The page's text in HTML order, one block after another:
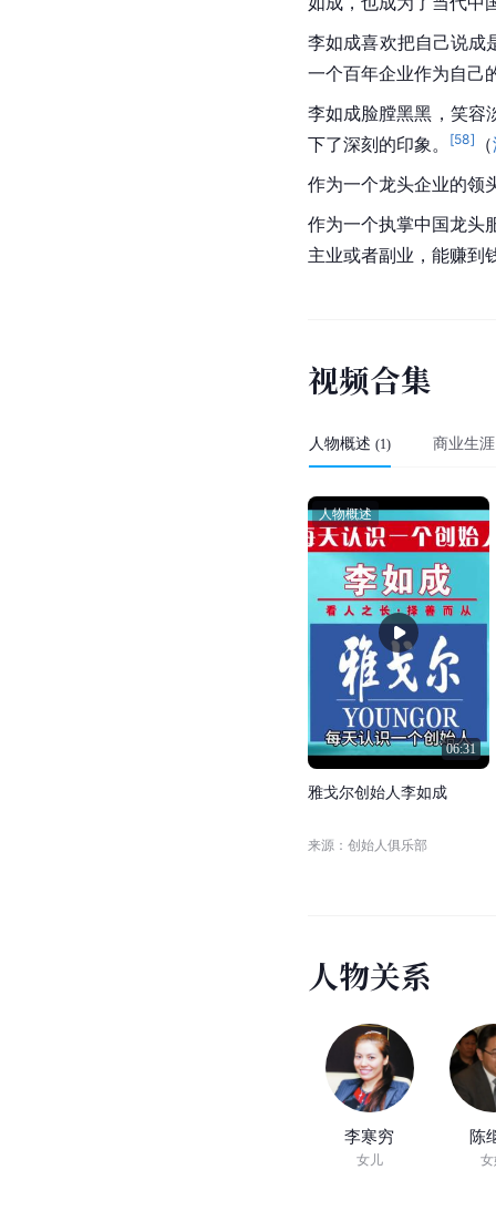
李如成喜欢把自己说成
一个百年企业作为自己
李如成脸膛黑黑，笑容
下了深刻的印象。
[58] （
作为一个龙头企业的领
作为一个执掌中国龙头
主业或者副业，能赚到
视频合集
人物概述 (1) 商业生涯
06:31
人物概述
雅戈尔创 始人李如成
来源：创始人俱乐部
人物关系
李寒穷
女儿
陈